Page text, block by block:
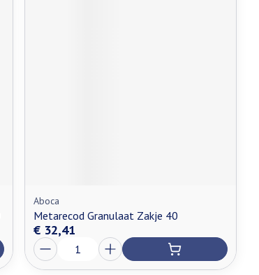
Aboca
Metarecod Granulaat Zakje 40
€ 32,41
Aantal